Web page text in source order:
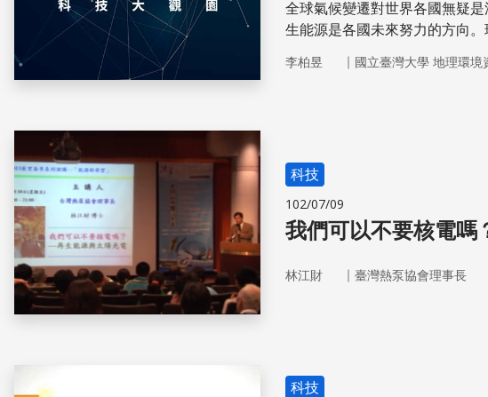
全球氣候變遷對世界各國無疑
生能源是各國未來努力的方向
氣層削弱的太陽能量，且能傳
李柏昱 ｜ 國立臺灣大學 地理環境
科技
102/07/09
我們可以不要核電嗎
林江財 ｜ 臺灣熱泵協會理事長
科技